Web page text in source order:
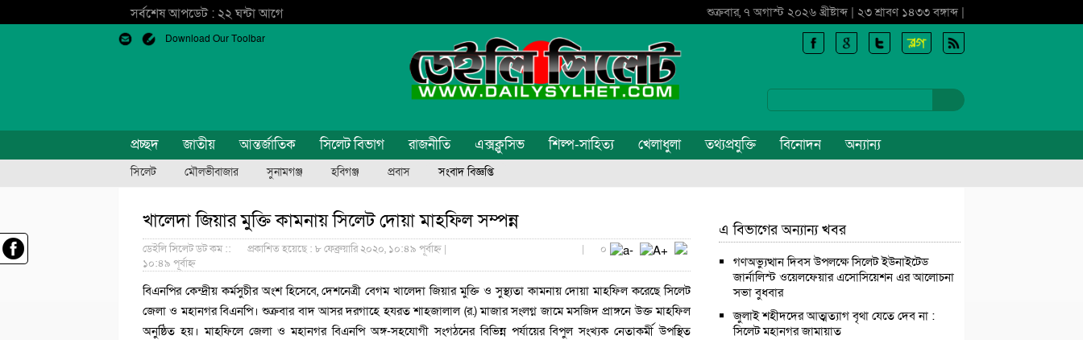
সর্বশেষ আপডেট : ২২ ঘন্টা আগে শুক্রবার, ৭ অগাস্ট ২০২৬ খ্রীষ্টাব্দ | ২৩ শ্রাবণ ১৪৩৩ বঙ্গাব্দ |
Download Our Toolbar
প্রচ্ছদ জাতীয় আন্তর্জাতিক সিলেট বিভাগ রাজনীতি এক্সক্লুসিভ শিল্প-সাহিত্য খেলাধুলা তথ্যপ্রযুক্তি বিনোদন অন্যান্য
সিলেট মৌলভীবাজার সুনামগঞ্জ হবিগঞ্জ প্রবাস সংবাদ বিজ্ঞপ্তি
খালেদা জিয়ার মুক্তি কামনায় সিলেট দোয়া মাহফিল সম্পন্ন
ডেইলি সিলেট ডট কম ::
প্রকাশিত হয়েছে : ৮ ফেব্রুয়ারি ২০২০, ১০:৪৯ পূর্বাহ্ন |
১০:৪৯ পূর্বাহ্ন
| ০
বিএনপির কেন্দ্রীয় কর্মসুচীর অংশ হিসেবে, দেশনেত্রী বেগম খালেদা জিয়ার মুক্তি ও সুস্থ্যতা কামনায় দোয়া মাহফিল করেছে সিলেট
জেলা ও মহানগর বিএনপি। শুক্রবার বাদ আসর দরগাহে হযরত শাহজালাল (র.) মাজার সংলগ্ন জামে মসজিদ প্রাঙ্গনে উক্ত মাহফিল
অনুষ্ঠিত হয়। মাহফিলে জেলা ও মহানগর বিএনপি অঙ্গ-সহযোগী সংগঠনের বিভিন্ন পর্যায়ের বিপুল সংখ্যক নেতাকর্মী উপস্থিত
এ বিভাগের অন্যান্য খবর
গণঅভ্যুত্থান দিবস উপলক্ষে সিলেট ইউনাইটেড
জার্নালিস্ট ওয়েলফেয়ার এসোসিয়েশন এর আলোচনা
সভা বুধবার
জুলাই শহীদদের আত্মত্যাগ বৃথা যেতে দেব না :
সিলেট মহানগর জামায়াত